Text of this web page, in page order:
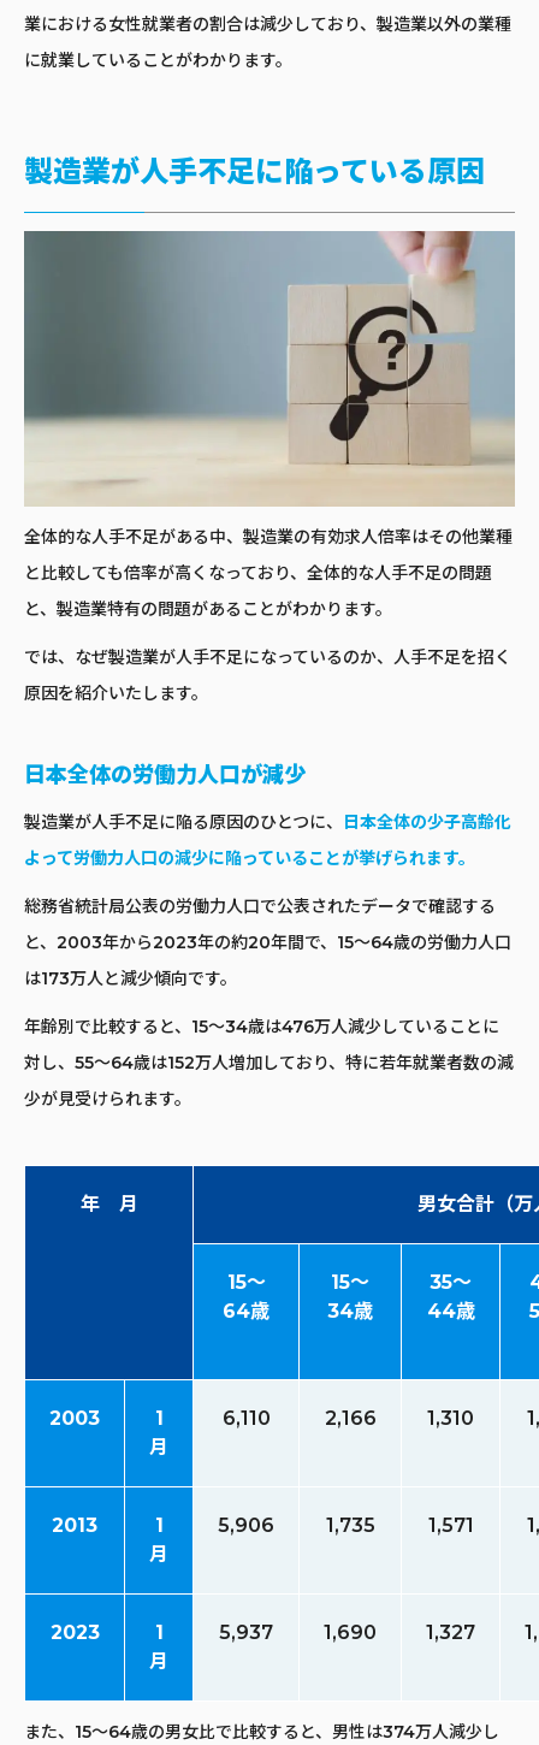
業における女性就業者の割合は減少しており、製造業以外の業種
に就業していることがわかります。
製造業が人手不足に陥っている原因
全体的な人手不足がある中、製造業の有効求人倍率はその他業種
と比較しても倍率が高くなっており、全体的な人手不足の問題
と、製造業特有の問題があることがわかります。
では、なぜ製造業が人手不足になっているのか、人手不足を招く
原因を紹介いたします。
日本全体の労働力人口が減少
製造業が人手不足に陥る原因のひとつに、
日本全体の少子高齢化
よって労働力人口の減少に陥っていることが挙げられます。
総務省統計局公表の労働力人口で公表されたデータで確認する
と、2003年から2023年の約20年間で、15～64歳の労働力人口
は173万人と減少傾向です。
年齢別で比較すると、15～34歳は476万人減少していることに
対し、55～64歳は152万人増加しており、特に若年就業者数の減
少が見受けられます。
年 月 男女合計（万
15～
64歳
15～
34歳
35～
44歳
2003
1
月
6,110 2,166 1,310
2013
1
月
5,906 1,735 1,571
2023
1
月
5,937 1,690 1,327
また、15～64歳の男女比で比較すると、男性は374万人減少し